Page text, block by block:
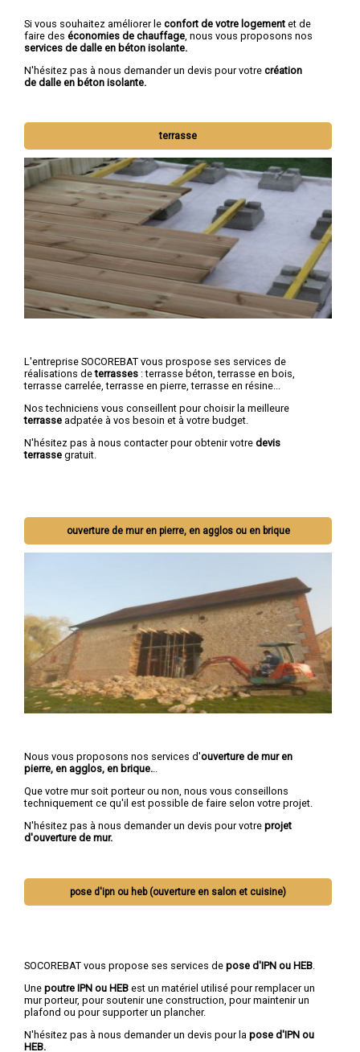
Si vous souhaitez améliorer le confort de votre logement et de
faire des économies de chauffage , nous vous proposons nos
services de dalle en béton isolante.
N'hésitez pas à nous demander un devis pour votre création
de dalle en béton isolante.
terrasse
L'entreprise SOCOREBAT vous prospose ses services de
réalisations deterrasses : terrasse béton, terrasse en bois,
terrasse carrelée, terrasse en pierre, terrasse en résine...
Nos techniciens vous conseillent pour choisir la meilleure
terrasse adpatée à vos besoin et à votre budget.
N'hésitez pas à nous contacter pour obtenir votre devis
terrasse gratuit.
ouverture de mur en pierre, en agglos ou en brique
Nous vous proposons nos services d'ouverture de mur en
pierre, en agglos, en brique...
Que votre mur soit porteur ou non, nous vous conseillons
techniquement ce qu'il est possible de faire selon votre projet.
N'hésitez pas à nous demander un devis pour votre projet
d'ouverture de mur.
pose d'ipn ou heb (ouverture en salon et cuisine)
SOCOREBAT vous propose ses services de pose d'IPN ou HEB.
Une poutre IPN ou HEB est un matériel utilisé pour remplacer un
mur porteur, pour soutenir une construction, pour maintenir un
plafond ou pour supporter un plancher.
N'hésitez pas à nous demander un devis pour la pose d'IPN ou
HEB.